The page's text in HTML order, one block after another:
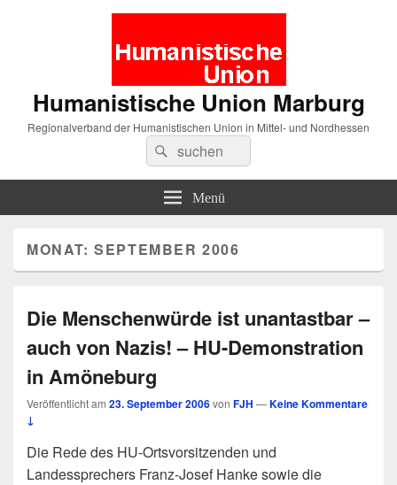
Humanistische Union Marburg
Regionalverband der Humanistischen Union in Mittel- und Nordhessen
Suche
nach:
Suchen
Menü
MONAT:SEPTEMBER 2006
Die Menschenwürde ist unantastbar –
auch von Nazis! – HU-Demonstration
in Amöneburg
Veröffentlicht am 23. September 2006von FJH —Keine Kommentare
↓
Die Rede des HU-Ortsvorsitzenden und
Landessprechers Franz-Josef Hanke sowie die